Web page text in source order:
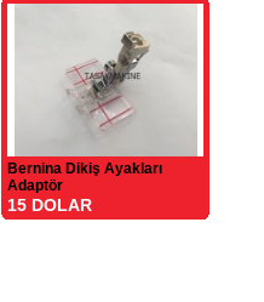
Bernina Dikiş Ayakları
Adaptör
15 DOLAR